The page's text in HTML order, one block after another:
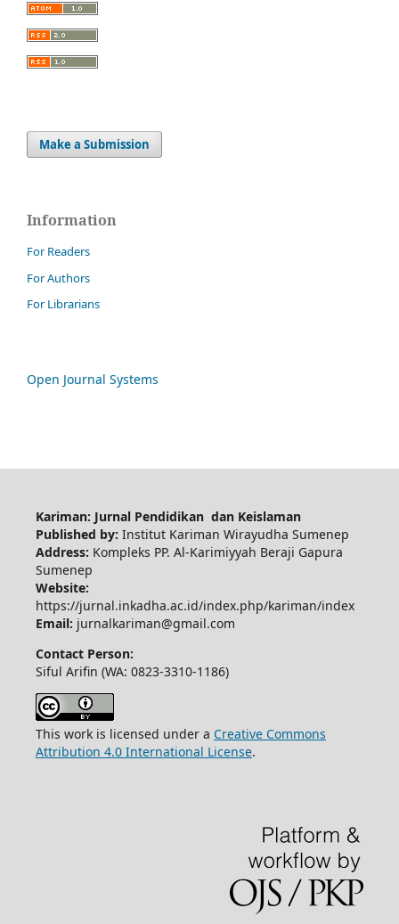
Make a Submission
Information
For Readers
For Authors
For Librarians
Open Journal Systems
Kariman: Jurnal Pendidikan dan Keislaman
Published by: Institut Kariman Wirayudha Sumenep
Address: Kompleks PP. Al-Karimiyyah Beraji Gapura
Sumenep
Website:
https://jurnal.inkadha.ac.id/index.php/kariman/index
Email: jurnalkariman@gmail.com
Contact Person:
Siful Arifin (WA: 0823-3310-1186)
This work is licensed under a Creative Commons
Attribution 4.0 International License.